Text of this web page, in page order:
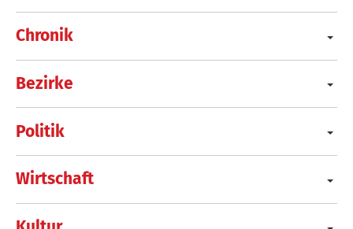
Chronik
Bezirke
Politik
Wirtschaft